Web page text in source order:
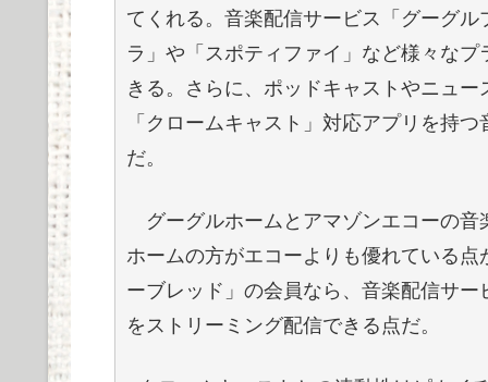
てくれる。音楽配信サービス「グーグ
ラ」や「スポティファイ」など様々な
きる。さらに、ポッドキャストやニュ
「クロームキャスト」対応アプリを持
だ。
グーグルホームとアマゾンエコーの音
ホームの方がエコーよりも優れている
ーブレッド」の会員なら、音楽配信サ
をストリーミング配信できる点だ。